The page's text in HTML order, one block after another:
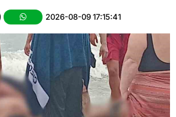
2026-08-09 17:15:41